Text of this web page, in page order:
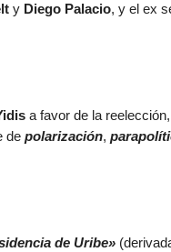
y Diego Palacio, y el ex
a favor de la
de polarización,
de Uribe»